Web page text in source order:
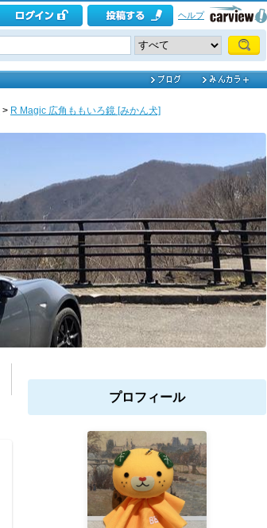
ヘルプ
> R Magic 広角ももいろ鏡 [みかん犬]
プロフィール